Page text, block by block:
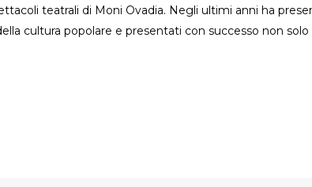
teatrali di Moni Ovadia. Negli ultimi anni ha
cultura popolare e presentati con successo non solo